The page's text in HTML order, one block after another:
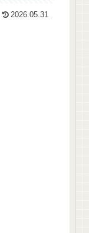
2026.05.31